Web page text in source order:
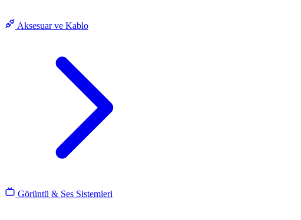
Aksesuar ve Kablo
Görüntü & Ses Sistemleri